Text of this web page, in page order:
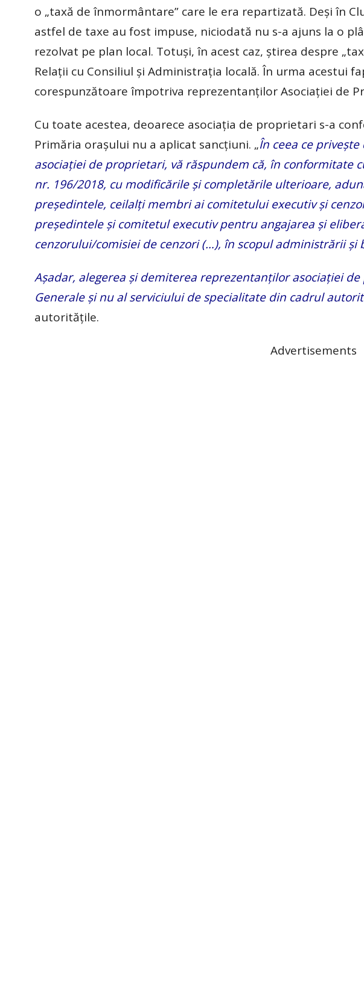
o „taxă de înmormântare” care le era repartizată. Deși în
astfel de taxe au fost impuse, niciodată nu s-a ajuns la o
rezolvat pe plan local. Totuși, în acest caz, știrea despre
Relații cu Consiliul și Administrația locală. În urma acestui
corespunzătoare împotriva reprezentanților Asociației de
Cu toate acestea, deoarece asociația de proprietari s-a
Primăria orașului nu a aplicat sancțiuni. „În ceea ce
asociației de proprietari, vă răspundem că, în conformitate
nr. 196/2018, cu modificările și completările ulterioare,
președintele, ceilalți membri ai comitetului executiv și
președintele și comitetul executiv pentru angajarea și
cenzorului/comisiei de cenzori (…), în scopul administrării
Așadar, alegerea și demiterea reprezentanților asociației
Generale și nu al serviciului de specialitate din cadrul
autoritățile.
Advertisements